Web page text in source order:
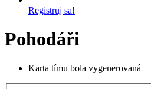
Registruj sa!
Pohodáři
Karta tímu bola vygenerovaná